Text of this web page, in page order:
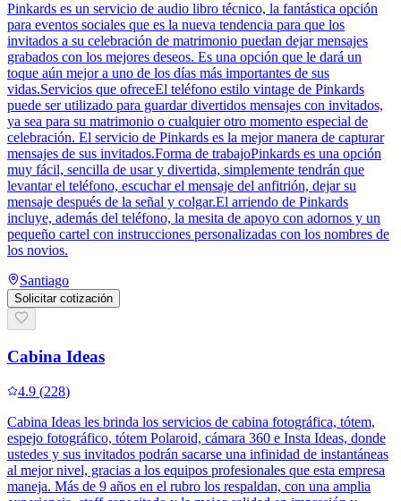
Pinkards es un servicio de audio libro técnico, la fantástica opción
para eventos sociales que es la nueva tendencia para que los
invitados a su celebración de matrimonio puedan dejar mensajes
grabados con los mejores deseos. Es una opción que le dará un
toque aún mejor a uno de los días más importantes de sus
vidas.Servicios que ofreceEl teléfono estilo vintage de Pinkards
puede ser utilizado para guardar divertidos mensajes con invitados,
ya sea para su matrimonio o cualquier otro momento especial de
celebración. El servicio de Pinkards es la mejor manera de capturar
mensajes de sus invitados.Forma de trabajoPinkards es una opción
muy fácil, sencilla de usar y divertida, simplemente tendrán que
levantar el teléfono, escuchar el mensaje del anfitrión, dejar su
mensaje después de la señal y colgar.El arriendo de Pinkards
incluye, además del teléfono, la mesita de apoyo con adornos y un
pequeño cartel con instrucciones personalizadas con los nombres de
los novios.
Santiago
Solicitar cotización
Cabina Ideas
4.9 (228)
Cabina Ideas les brinda los servicios de cabina fotográfica, tótem,
espejo fotográfico, tótem Polaroid, cámara 360 e Insta Ideas, donde
ustedes y sus invitados podrán sacarse una infinidad de instantáneas
al mejor nivel, gracias a los equipos profesionales que esta empresa
maneja. Más de 9 años en el rubro los respaldan, con una amplia